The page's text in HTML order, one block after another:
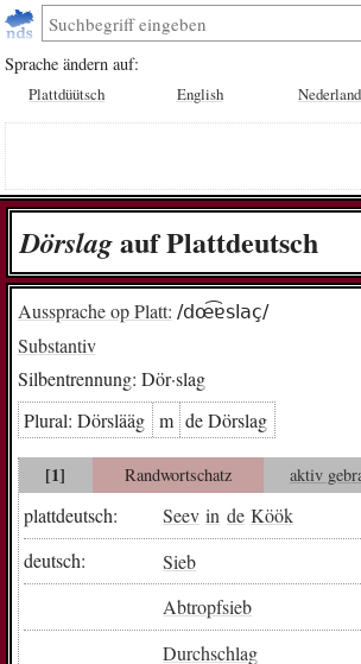
Sprache ändern auf:
Plattdüütsch English
Dör­slagauf Plattdeutsch
Aussprache op Platt: /dœ͡ɐslaç/
Substantiv
Silbentrennung: Dör·slag
Plural:Dör­slääg m de Dör­slag
[1] Randwortschatz aktiv
plattdeutsch: Seev in de Köök
deutsch:
Sieb
Abtropfsieb
Durchschlag